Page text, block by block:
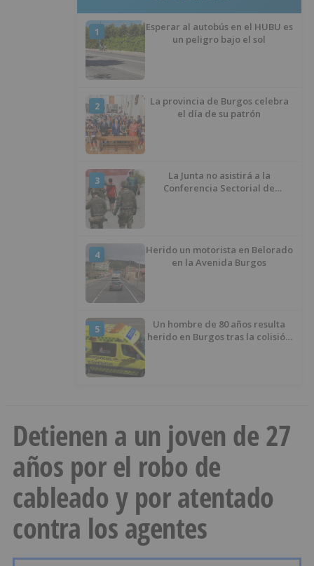
1
Esperar al autobús en el HUBU es
un peligro bajo el sol
2
La provincia de Burgos celebra
el día de su patrón
3
La Junta no asistirá a la
Conferencia Sectorial de
4
Herido un motorista en Belorado
en la Avenida Burgos
5
Un hombre de 80 años resulta
herido en Burgos tras la colisión
Detienen a un joven de 27
años por el robo de
cableado y por atentado
contra los agentes